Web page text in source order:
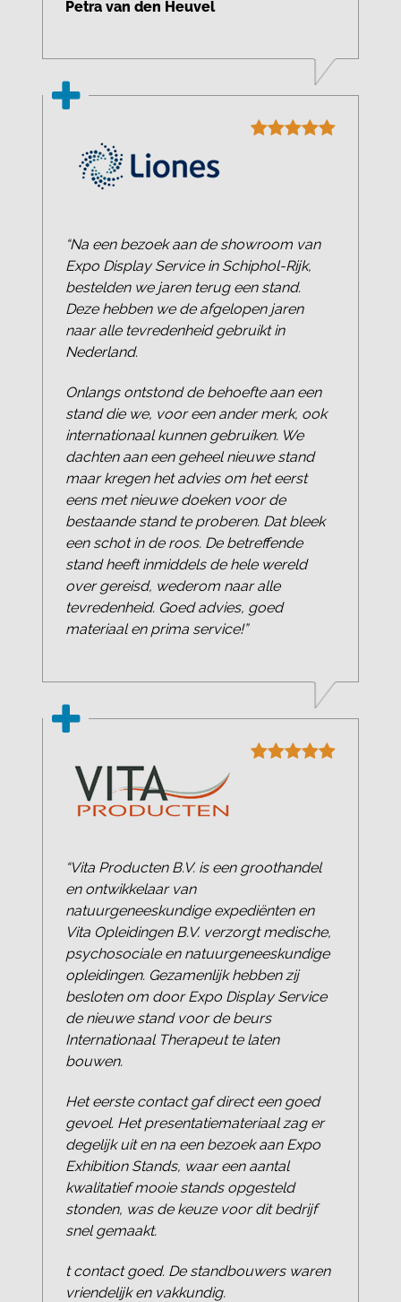
Petra van den Heuvel
“Na een bezoek aan de showroom van
Expo Display Service in Schiphol-Rijk,
bestelden we jaren terug een stand.
Deze hebben we de afgelopen jaren
naar alle tevredenheid gebruikt in
Nederland.
Onlangs ontstond de behoefte aan een
stand die we, voor een ander merk, ook
internationaal kunnen gebruiken. We
dachten aan een geheel nieuwe stand
maar kregen het advies om het eerst
eens met nieuwe doeken voor de
bestaande stand te proberen. Dat bleek
een schot in de roos. De betreffende
stand heeft inmiddels de hele wereld
over gereisd, wederom naar alle
tevredenheid. Goed advies, goed
materiaal en prima service!”
“Vita Producten B.V. is een groothandel
en ontwikkelaar van
natuurgeneeskundige expediënten en
Vita Opleidingen B.V. verzorgt medische,
psychosociale en natuurgeneeskundige
opleidingen. Gezamenlijk hebben zij
besloten om door Expo Display Service
de nieuwe stand voor de beurs
Internationaal Therapeut te laten
bouwen.
Het eerste contact gaf direct een goed
gevoel. Het presentatiemateriaal zag er
degelijk uit en na een bezoek aan Expo
Exhibition Stands, waar een aantal
kwalitatief mooie stands opgesteld
stonden, was de keuze voor dit bedrijf
snel gemaakt.
t contact goed. De standbouwers waren
vriendelijk en vakkundig.